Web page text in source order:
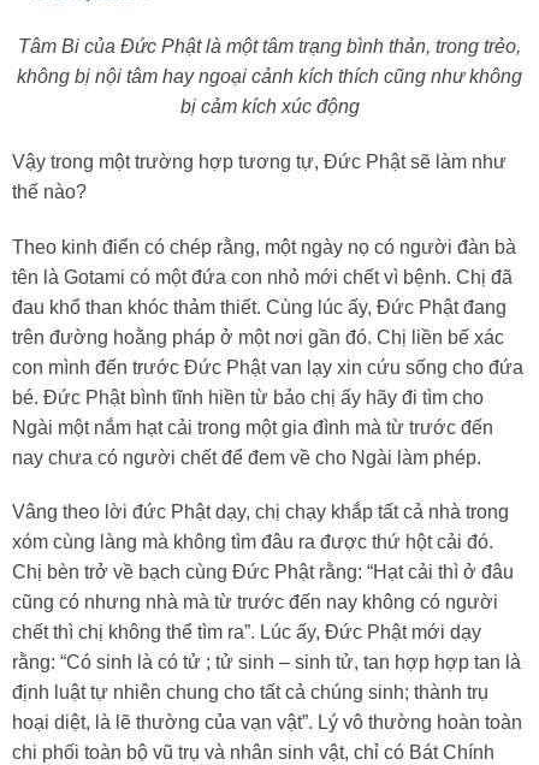
Tâm Bi của Đức Phật là một tâm trạng bình thản, trong trẻo,
không bị nội tâm hay ngoại cảnh kích thích cũng như không
bị cảm kích xúc động
Vậy trong một trường hợp tương tự, Đức Phật sẽ làm như
thế nào?
Theo kinh điển có chép rằng, một ngày nọ có người đàn bà
tên là Gotami có một đứa con nhỏ mới chết vì bệnh. Chị đã
đau khổ than khóc thảm thiết. Cùng lúc ấy, Đức Phật đang
trên đường hoằng pháp ở một nơi gần đó. Chị liền bế xác
con mình đến trước Đức Phật van lạy xin cứu sống cho đứa
bé. Đức Phật bình tĩnh hiền từ bảo chị ấy hãy đi tìm cho
Ngài một nắm hạt cải trong một gia đình mà từ trước đến
nay chưa có người chết để đem về cho Ngài làm phép.
Vâng theo lời đức Phật dạy, chị chạy khắp tất cả nhà trong
xóm cùng làng mà không tìm đâu ra được thứ hột cải đó.
Chị bèn trở về bạch cùng Đức Phật rằng: “Hạt cải thì ở đâu
cũng có nhưng nhà mà từ trước đến nay không có người
chết thì chị không thể tìm ra”. Lúc ấy, Đức Phật mới dạy
rằng: “Có sinh là có tử ; tử sinh – sinh tử, tan hợp hợp tan là
định luật tự nhiên chung cho tất cả chúng sinh; thành trụ
hoại diệt, là lẽ thường của vạn vật”. Lý vô thường hoàn toàn
chi phối toàn bộ vũ trụ và nhân sinh vật, chỉ có Bát Chính